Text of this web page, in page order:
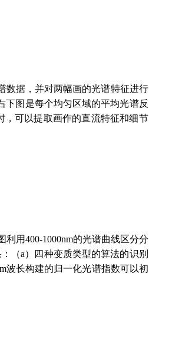
数据，并对两幅画的光谱特征进行
图是每个均匀区域的平均光谱反
，可以提取画作的直流特征和细节
用400-1000nm的光谱曲线区分分
（a）四种变质类型的算法的识别
波长构建的归一化光谱指数可以初